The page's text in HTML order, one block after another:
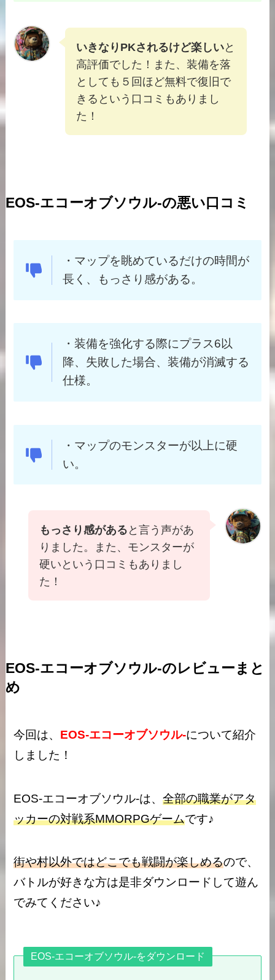
いきなりPKされるけど楽しいと
高評価でした！また、装備を落
としても５回ほど無料で復旧で
きるという口コミもありまし
た！
EOS-エコーオブソウル-の悪い口コミ
・マップを眺めているだけの時間が
長く、もっさり感がある。
・装備を強化する際にプラス6以
降、失敗した場合、装備が消滅する
仕様。
・ マップのモンスターが以上に硬
い。
もっさり感がある と言う声があ
りました。また、モンスターが
硬いという口コミもありまし
た！
EOS-エコーオブソウル-のレビューまと
め
今回は、 EOS-エコーオブソウル-について紹介
しました！
EOS-エコーオブソウル-は、全部の職業がアタ
ッカーの対戦系MMORPGゲームです♪
街や村以外ではどこでも戦闘が楽しめるので、
バトルが好きな方は是非ダウンロードして遊ん
でみてください♪
EOS-エコーオブソウル-をダウンロード